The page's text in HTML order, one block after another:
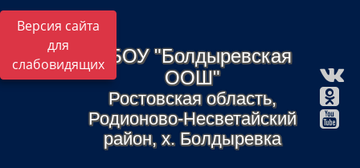
Версия сайта
для
слабовидящихМБОУ "Болдыревская
ООШ"
Ростовская область,
Родионово-Несветайский
район, х. Болдыревка